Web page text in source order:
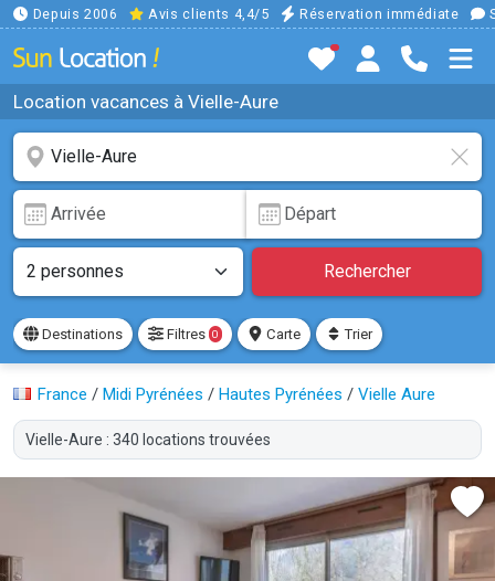
Depuis 2006 Avis clients 4,4/5 Réservation immédiate
Location vacances à Vielle-Aure
Rechercher
Destinations Filtres 0 Carte Trier
France / Midi Pyrénées / Hautes Pyrénées / Vielle Aure
Vielle-Aure : 340 locations trouvées